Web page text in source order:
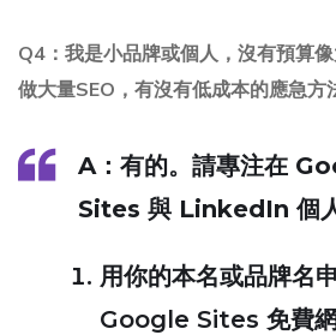
Q4：我是小品牌或個人，沒有預算像
做大量SEO，有沒有低成本的應急方
A ：有的。請專注在
Sites 與 LinkedIn 個
用你的本名或品牌名
Google Sites 免費